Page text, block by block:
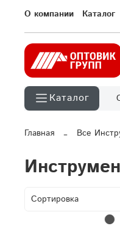
О компании Каталог
Каталог
Главная Все